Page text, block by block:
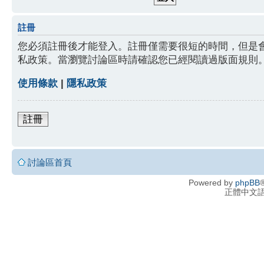
註冊
您必須註冊後才能登入。註冊僅需要很短的時間，但
私政策。當瀏覽討論區時請確認您已經閱讀過版面規則
使用條款 | 隱私政策
註冊
討論區首頁
Powered by phpBB
正體中文